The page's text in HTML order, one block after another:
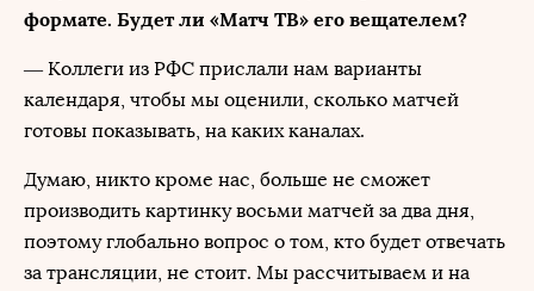
формате. Будет ли «Матч ТВ» его вещателем?
— Коллеги из РФС прислали нам варианты
календаря, чтобы мы оценили, сколько матчей
готовы показывать, на каких каналах.
Думаю, никто кроме нас, больше не сможет
производить картинку восьми матчей за два дня,
поэтому глобально вопрос о том, кто будет отвечать
за трансляции, не стоит. Мы рассчитываем и на